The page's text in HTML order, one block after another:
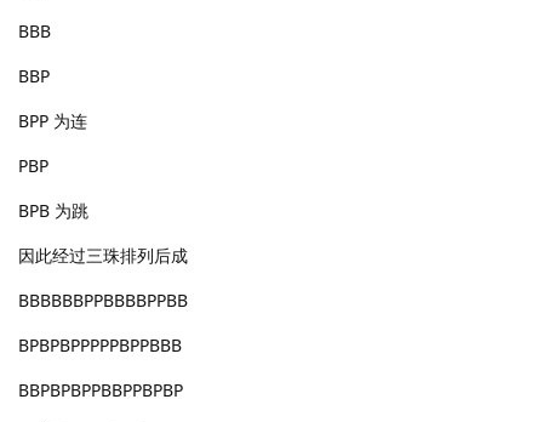
BBB
BBP
BPP 为连
PBP
BPB 为跳
因此经过三珠排列后成
BBBBBBPPBBBBPPBB
BPBPBPPPPPBPPBBB
BBPBPBPPBBPPBPBP